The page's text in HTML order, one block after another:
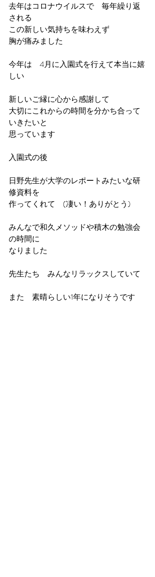
去年はコロナウイルスで　毎年繰り返
される
この新しい気持ちを味わえず
胸が痛みました
今年は　4月に入園式を行えて本当に嬉
しい
新しいご縁に心から感謝して
大切にこれからの時間を分かち合って
いきたいと
思っています
入園式の後
日野先生が大学のレポートみたいな研
修資料を
作ってくれて　(凄い！ありがとう)
みんなで和久メソッドや積木の勉強会
の時間に
なりました
先生たち　みんなリラックスしていて
また　素晴らしい1年になりそうです